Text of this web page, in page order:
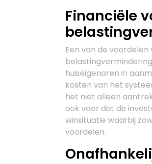
Financiële
Een van de
huiseigenaren in
kosten van het
het niet alleen
ook voor dat de
winsituatie waarbij
voordelen.